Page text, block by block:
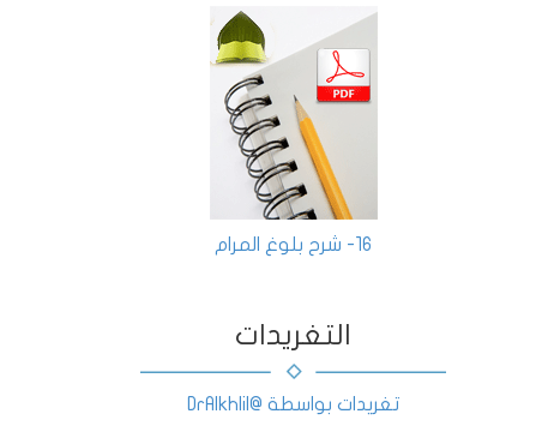
16- شرح بلوغ المرام
التغريدات
تغريدات بواسطة @DrAlkhlil